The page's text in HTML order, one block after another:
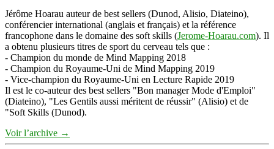
Jérôme Hoarau auteur de best sellers (Dunod, Alisio, Diateino),
conférencier international (anglais et français) et la référence
francophone dans le domaine des soft skills (Jerome-Hoarau.com). Il
a obtenu plusieurs titres de sport du cerveau tels que :
- Champion du monde de Mind Mapping 2018
- Champion du Royaume-Uni de Mind Mapping 2019
- Vice-champion du Royaume-Uni en Lecture Rapide 2019
Il est le co-auteur des best sellers "Bon manager Mode d'Emploi"
(Diateino), "Les Gentils aussi méritent de réussir" (Alisio) et de
"Soft Skills (Dunod).
Voir l’archive →